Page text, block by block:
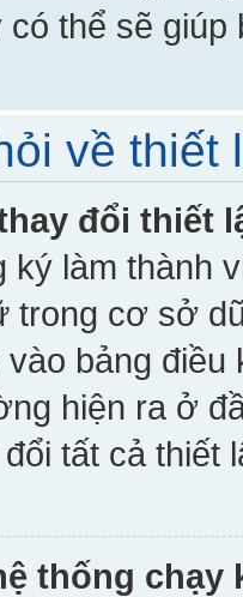
có thể sẽ
về thiết
đổi thiết
ký làm thành
trong cơ sở
bảng
hiện ra ở
tất cả thiết
thống chạy